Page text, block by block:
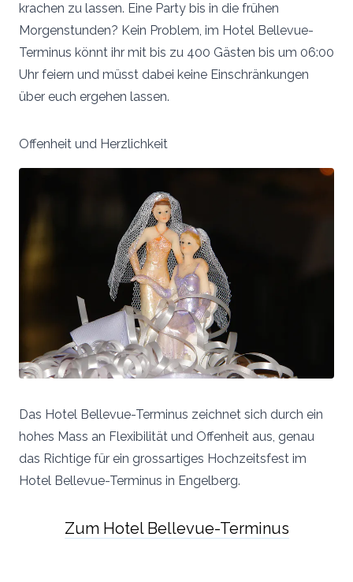
krachen zu lassen. Eine Party bis in die frühen
Morgenstunden? Kein Problem, im Hotel Bellevue-
Terminus könnt ihr mit bis zu 400 Gästen bis um 06:00
Uhr feiern und müsst dabei keine Einschränkungen
über euch ergehen lassen.
Offenheit und Herzlichkeit
Das Hotel Bellevue-Terminus zeichnet sich durch ein
hohes Mass an Flexibilität und Offenheit aus, genau
das Richtige für ein grossartiges Hochzeitsfest im
Hotel Bellevue-Terminus in Engelberg.
Zum Hotel Bellevue-Terminus